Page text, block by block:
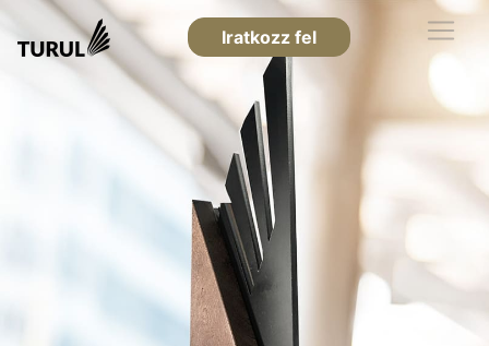
Iratkozz fel